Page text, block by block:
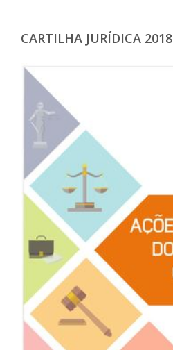
CARTILHA JURÍDICA 2018